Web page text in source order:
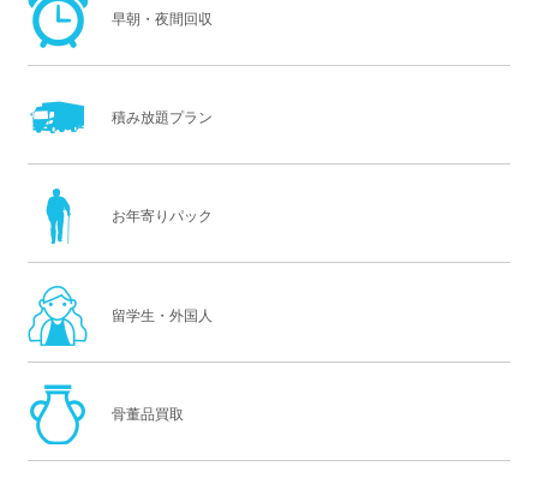
早朝・夜間回収
積み放題プラン
お年寄りパック
留学生・外国人
骨董品買取